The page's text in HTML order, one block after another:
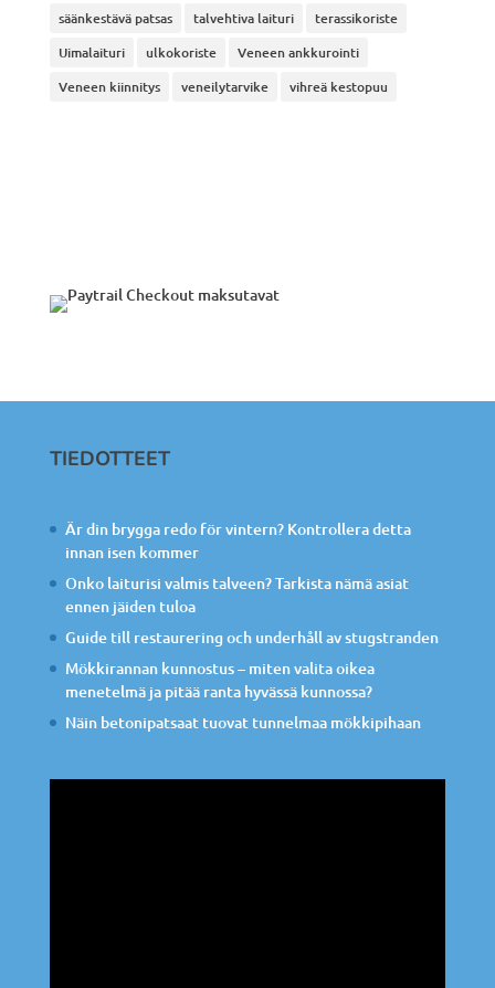
säänkestävä patsas talvehtiva laituri
terassikoriste
Uimalaituri
ulkokoriste
Veneen ankkurointi
Veneen kiinnitys
veneilytarvike vihreä kestopuu
TIEDOTTEET
Är din brygga redo för vintern? Kontrollera detta
innan isen kommer
Onko laiturisi valmis talveen? Tarkista nämä asiat
ennen jäiden tuloa
Guide till restaurering och underhåll av stugstranden
Mökkirannan kunnostus – miten valita oikea
menetelmä ja pitää ranta hyvässä kunnossa?
Näin betonipatsaat tuovat tunnelmaa mökkipihaan